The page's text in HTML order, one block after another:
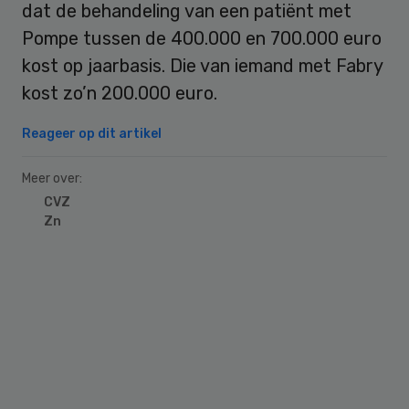
dat de behandeling van een patiënt met
Pompe tussen de 400.000 en 700.000 euro
kost op jaarbasis. Die van iemand met Fabry
kost zo’n 200.000 euro.
Reageer op dit artikel
Meer over:
CVZ
Zn